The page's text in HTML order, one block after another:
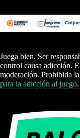
Juega bien. Ser
control causa adicción.
moderación. Prohibida
para la adicción al juego.